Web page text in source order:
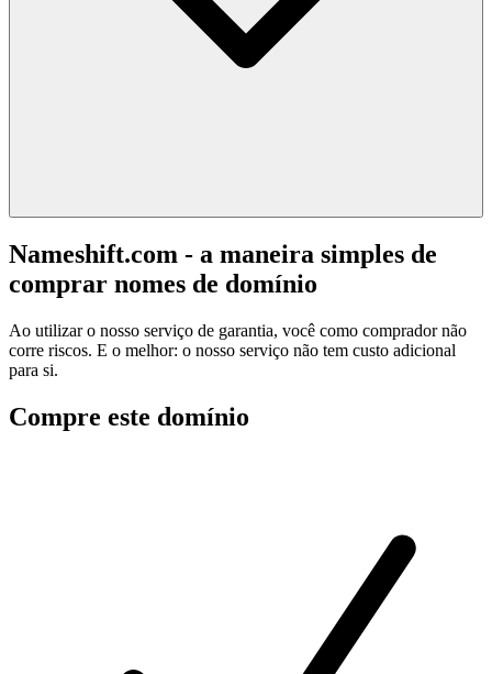
Nameshift.com - a maneira simples de
comprar nomes de domínio
Ao utilizar o nosso serviço de garantia, você como comprador não
corre riscos. E o melhor: o nosso serviço não tem custo adicional
para si.
Compre este domínio